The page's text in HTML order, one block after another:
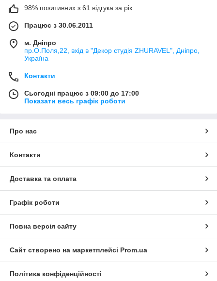
98% позитивних з 61 відгука за рік
Працює з 30.06.2011
м. Дніпро
пр.О.Поля,22, вхід в "Декор студія ZHURAVEL", Дніпро,
Україна
Контакти
Сьогодні працює з 09:00 до 17:00
Показати весь графік роботи
Про нас
Контакти
Доставка та оплата
Графік роботи
Повна версія сайту
Сайт створено на маркетплейсі Prom.ua
Політика конфіденційності